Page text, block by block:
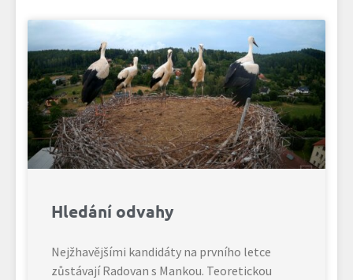
Hledání odvahy
Nejžhavějšími kandidáty na prvního letce
zůstávají Radovan s Mankou. Teoretickou